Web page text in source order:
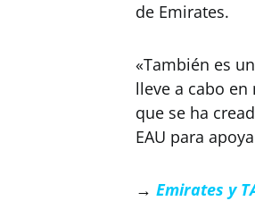
de Emirates.
«También es
lleve a cabo
que se ha
EAU para
→ Emirates y